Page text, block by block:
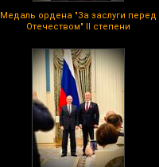
Медаль ордена "За заслуги перед
Отечеством" II степени